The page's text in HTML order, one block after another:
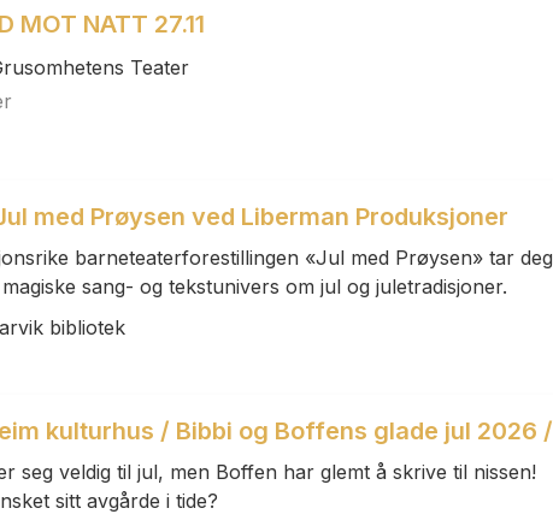
MOT NATT 27.11
Teater
med Prøysen ved Liberman Produksjoner
barneteaterforestillingen «Jul med Prøysen» tar deg
sang- og tekstunivers om jul og juletradisjoner.
bibliotek
kulturhus / Bibbi og Boffens glade jul 2026 /
seg veldig til jul, men Boffen har glemt å skrive til nissen!
sitt avgårde i tide?